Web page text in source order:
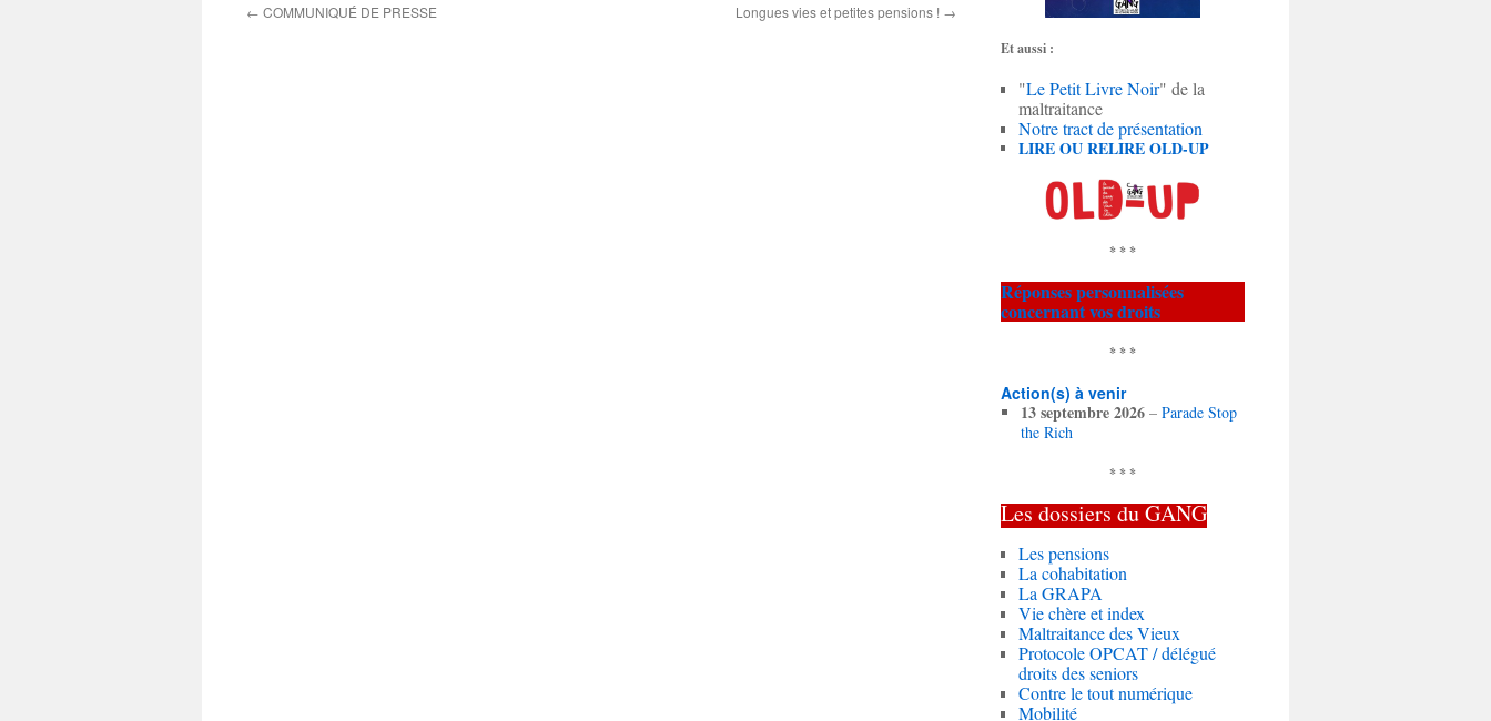
← COMMUNIQUÉ DE PRESSE Longues vies et petites pensions ! →
Et aussi :
"Le Petit Livre Noir" de la
maltraitance
Notre tract de présentation
LIRE OU RELIRE OLD-UP
* * *
Réponses personnalisées
concernant vos droits
* * *
Action(s) à venir
13 septembre 2026 –Parade Stop
the Rich
* * *
Les dossiers duGANG
Les pensions
La cohabitation
La GRAPA
Vie chère et index
Maltraitance des Vieux
Protocole OPCAT / délégué
droits des seniors
Contre le tout numérique
Mobilité